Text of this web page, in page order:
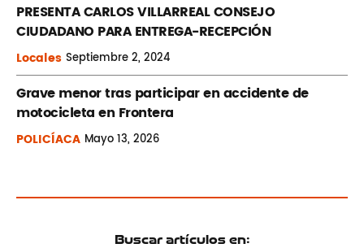
PRESENTA CARLOS VILLARREAL CONSEJO
CIUDADANO PARA ENTREGA-RECEPCIÓN
Locales Septiembre2, 2024
Grave menor tras participar en accidente de
motocicleta en Frontera
POLICÍACA Mayo13, 2026
Buscar artículos en: